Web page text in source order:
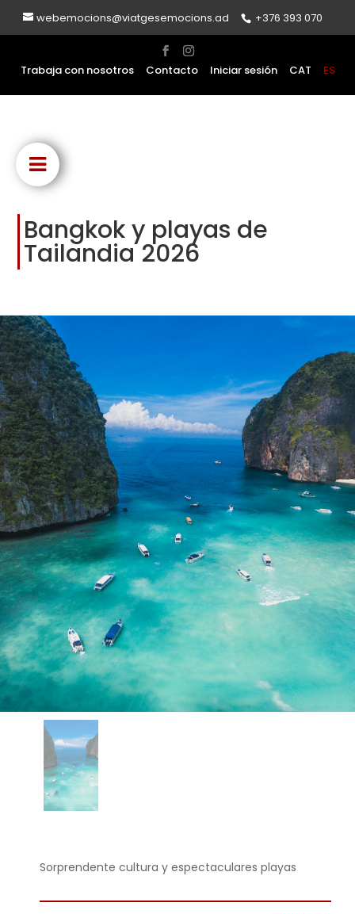
webemocions@viatgesemocions.ad +376 393 070
Trabaja con nosotros Contacto Iniciar sesión CAT ES
Bangkok y playas de
Tailandia 2026
Sorprendente cultura y espectaculares playas